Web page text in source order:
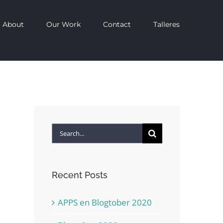
About Our Work Contact Talleres
Search
for:
Recent Posts
APPS en Blogtober 2020